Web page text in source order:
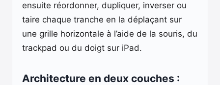
ensuite réordonner, dupliquer, inverser ou
taire chaque tranche en la déplaçant sur
une grille horizontale à l’aide de la souris, du
trackpad ou du doigt sur iPad.
Architecture en deux couches :